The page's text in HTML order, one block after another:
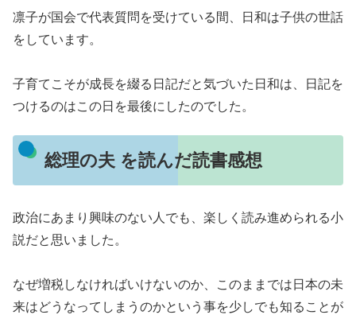
凛子が国会で代表質問を受けている間、日和は子供の世話
をしています。
子育てこそが成長を綴る日記だと気づいた日和は、日記を
つけるのはこの日を最後にしたのでした。
総理の夫 を読んだ読書感想
政治にあまり興味のない人でも、楽しく読み進められる小
説だと思いました。
なぜ増税しなければいけないのか、このままでは日本の未
来はどうなってしまうのかという事を少しでも知ることが